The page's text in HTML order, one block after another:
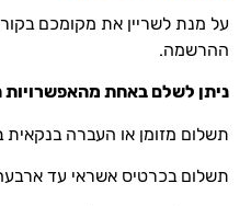
על מנת לשריין את מקומכם
ההרשמה.
ניתן לשלם באחת מהאפשרויות
תשלום מזומן או העברה בנקאית
תשלום בכרטיס אשראי עד